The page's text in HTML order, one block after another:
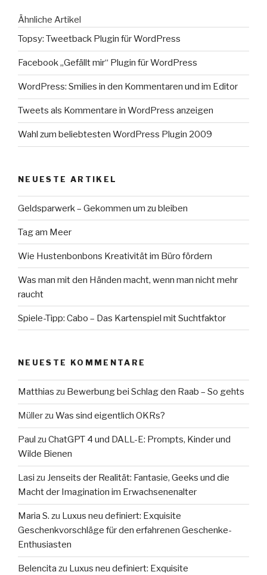
Ähnliche Artikel
Topsy: Tweetback Plugin für WordPress
Facebook „Gefällt mir“ Plugin für WordPress
WordPress: Smilies in den Kommentaren und im Editor
Tweets als Kommentare in WordPress anzeigen
Wahl zum beliebtesten WordPress Plugin 2009
NEUESTE ARTIKEL
Geldsparwerk – Gekommen um zu bleiben
Tag am Meer
Wie Hustenbonbons Kreativität im Büro fördern
Was man mit den Händen macht, wenn man nicht mehr
raucht
Spiele-Tipp: Cabo – Das Kartenspiel mit Suchtfaktor
NEUESTE KOMMENTARE
Matthias zu Bewerbung bei Schlag den Raab – So gehts
Müllerzu Was sind eigentlich OKRs?
Paul zu ChatGPT 4 und DALL-E: Prompts, Kinder und
Wilde Bienen
Lasi zu Jenseits der Realität: Fantasie, Geeks und die
Macht der Imagination im Erwachsenenalter
Maria S. zu Luxus neu definiert: Exquisite
Geschenkvorschläge für den erfahrenen Geschenke-
Enthusiasten
Belencita zu Luxus neu definiert: Exquisite